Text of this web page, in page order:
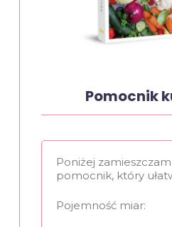
Pomocnik
Poniżej
pomocnik, który
Pojemność miar: